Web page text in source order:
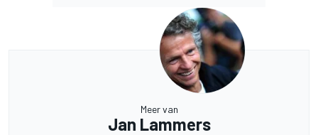
Meer van
Jan Lammers